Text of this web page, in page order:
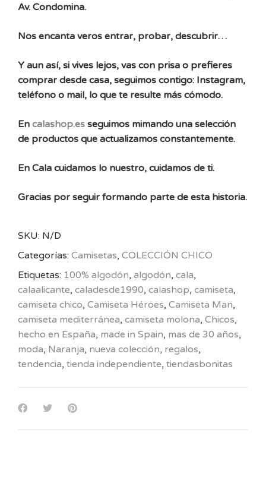
Av. Condomina.
Nos encanta veros entrar, probar, descubrir…
Y aun así, si vives lejos, vas con prisa o prefieres
comprar desde casa, seguimos contigo: Instagram,
teléfono o mail, lo que te resulte más cómodo.
En calashop.es seguimos mimando una selección
de productos que actualizamos constantemente.
En Cala cuidamos lo nuestro, cuidamos de ti.
Gracias por seguir formando parte de esta historia.
SKU: N/D
Categorías: Camisetas, COLECCIÓN CHICO
Etiquetas: 100% algodón, algodón, cala,
calaalicante, caladesde1990, calashop, camiseta,
camiseta chico, Camiseta Héroes, Camiseta Man,
camiseta mediterránea, camiseta molona, Chicos,
hecho en España, made in Spain, mas de 30 años,
moda, Naranja, nueva colección, regalos,
tendencia, tienda independiente, tiendasbonitas